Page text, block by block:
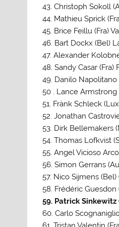
43. Christoph Sokoll
44. Mathieu Sprick
45. Brice Feillu (Fra)
46. Bart Dockx (Bel)
47. Alexander
48. Sandy Casar (Fra)
49. Danilo Napolitano
50 . Lance Armstrong
51. Fränk Schleck
52. Jonathan
53. Dirk Bellemakers
54. Thomas Lofkvist
55. Angel Vicioso
56. Simon Gerrans
57. Nico Sijmens
58. Frédéric Guesdon
59. Patrick Sinkewitz
60. Carlo